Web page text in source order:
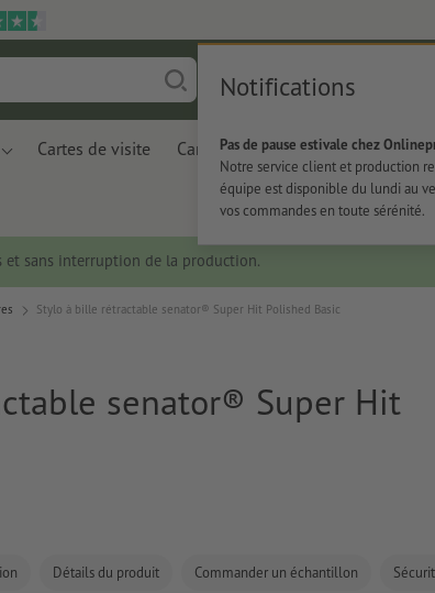
Notifications
Pas de pause estivale chez
Notre service client et production
équipe est disponible du lundi au
vos commandes en toute sérénité.
Cartes de visite Carterie Papeterie
sans interruption de la production.
Stylo à bille rétractable senator® Super Hit Polished Basic
senator® Super Hit
Détails du produit Commander un échantillon